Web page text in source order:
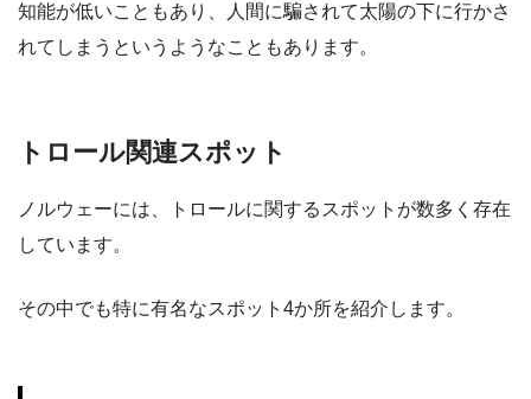
知能が低いこともあり、人間に騙されて太陽の下に行かさ
れてしまうというようなこともあります。
トロール関連スポット
ノルウェーには、トロールに関するスポットが数多く存在
しています。
その中でも特に有名なスポット4か所を紹介します。